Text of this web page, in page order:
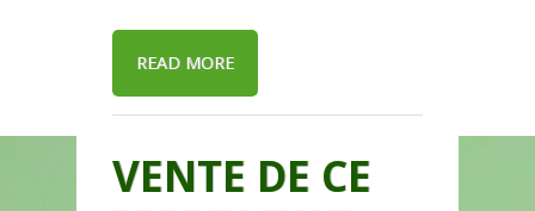
READ MORE
VENTE DE CE